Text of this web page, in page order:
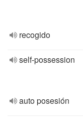
recogido
self-possession
auto posesión